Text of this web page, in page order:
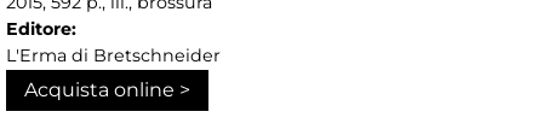
Editore:
L'Erma di Bretschneider
Acquista online >